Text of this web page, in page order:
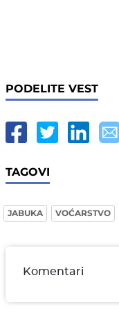
PODELITE VEST
TAGOVI
JABUKA VOĆARSTVO
Komentari